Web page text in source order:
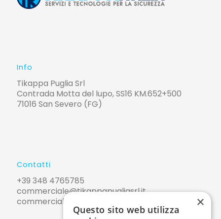
Info
Tikappa Puglia Srl
Contrada Motta del lupo, SS16 KM.652+500
71016 San Severo (FG)
Contatti
+39 348 4765785
commerciale@tikappapugliasrl.it
commerciale@pec.tikappapugliasrl.it
×
Questo sito web utilizza